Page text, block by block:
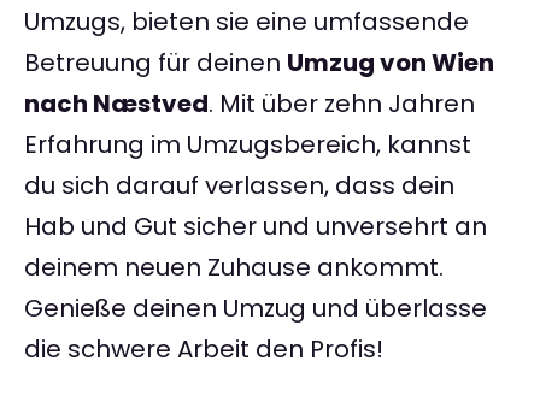
Umzugs, bieten sie eine umfassende
Betreuung für deinen Umzug von Wien
nach Næstved. Mit über zehn Jahren
Erfahrung im Umzugsbereich, kannst
du sich darauf verlassen, dass dein
Hab und Gut sicher und unversehrt an
deinem neuen Zuhause ankommt.
Genieße deinen Umzug und überlasse
die schwere Arbeit den Profis!